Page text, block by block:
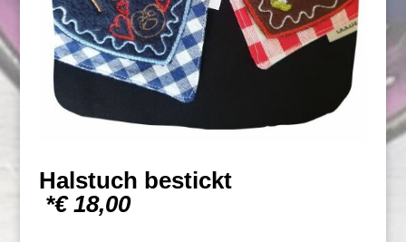
Halstuch bestickt
*€ 18,00